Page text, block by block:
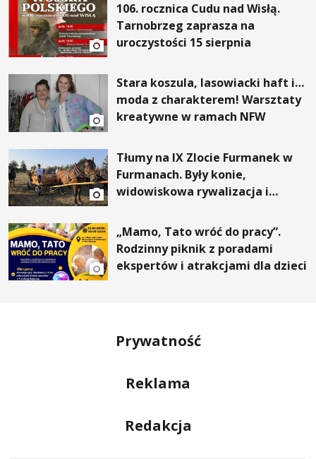
106. rocznica Cudu nad Wisłą.
Tarnobrzeg zaprasza na
uroczystości 15 sierpnia
Stara koszula, lasowiacki haft i…
moda z charakterem! Warsztaty
kreatywne w ramach NFW
Tłumy na IX Zlocie Furmanek w
Furmanach. Były konie,
widowiskowa rywalizacja i
„Mamo, Tato wróć do pracy”.
Rodzinny piknik z poradami
ekspertów i atrakcjami dla dzieci
Prywatność
Reklama
Redakcja